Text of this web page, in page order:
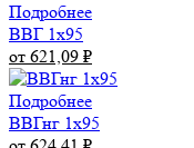
Подробнее
ВВГ 1х95
от 621,09 ₽
Подробнее
ВВГнг 1х95